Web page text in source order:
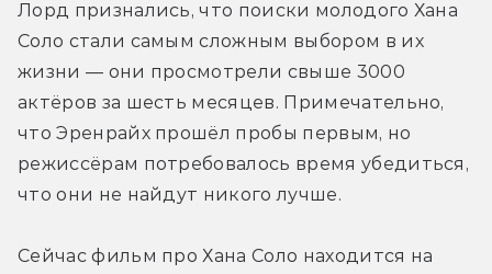
Лорд признались, что поиски молодого Хана
Соло стали самым сложным выбором в их
жизни — они просмотрели свыше 3000
актёров за шесть месяцев. Примечательно,
что Эренрайх прошёл пробы первым, но
режиссёрам потребовалось время убедиться,
что они не найдут никого лучше.
Сейчас фильм про Хана Соло находится на